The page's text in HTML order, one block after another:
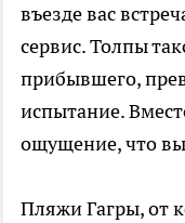
въезде вас
сервис. Толпы
прибывшего,
испытание.
ощущение, что вы
Пляжи Гагры, от